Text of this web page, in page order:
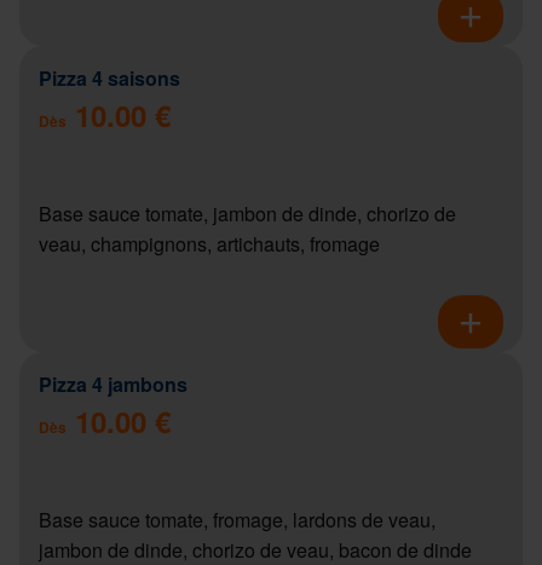
Pizza 4 saisons
Dès 10.00 €
Base sauce tomate, jambon de dinde, chorizo de
veau, champignons, artichauts, fromage
Pizza 4 jambons
Dès 10.00 €
Base sauce tomate, fromage, lardons de veau,
jambon de dinde, chorizo de veau, bacon de dinde